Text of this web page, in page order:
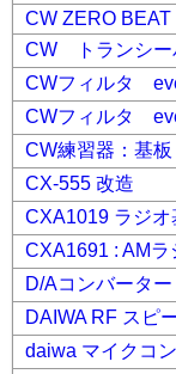
CW ZERO BEAT
CW トランシー
CWフィルタ
CWフィルタ
CW練習器：基板
CX-555 改造
CXA1019 ラジオ
CXA1691 : AMラ
D/Aコンバータ
DAIWA RF スピ
daiwa マイクコ